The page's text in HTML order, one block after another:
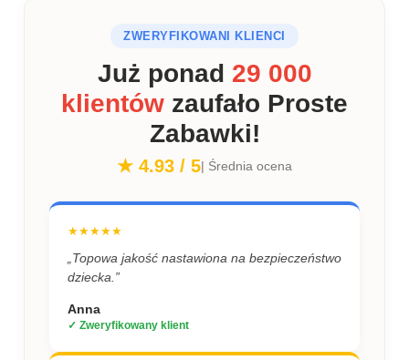
ZWERYFIKOWANI KLIENCI
Już ponad 29 000
klientów zaufało Proste
Zabawki!
★ 4.93 / 5| Średnia ocena
★★★★★
„Topowa jakość nastawiona na bezpieczeństwo
dziecka.”
Anna
✓ Zweryfikowany klient